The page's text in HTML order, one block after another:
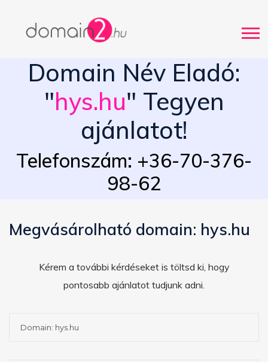
Domain Név Eladó:
"hys.hu" Tegyen
ajánlatot!
Telefonszám: +36-70-376-
98-62
Megvásárolható domain: hys.hu
Kérem a további kérdéseket is töltsd ki, hogy
pontosabb ajánlatot tudjunk adni.